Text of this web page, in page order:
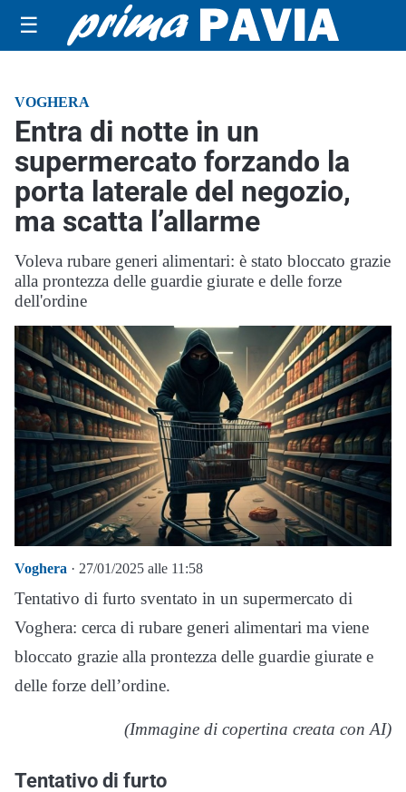
☰
VOGHERA
Entra di notte in un
supermercato forzando la
porta laterale del negozio,
ma scatta l’allarme
Voleva rubare generi alimentari: è stato bloccato grazie
alla prontezza delle guardie giurate e delle forze
dell'ordine
Voghera · 27/01/2025 alle 11:58
Tentativo di furto sventato in un supermercato di
Voghera: cerca di rubare generi alimentari ma viene
bloccato grazie alla prontezza delle guardie giurate e
delle forze dell’ordine.
(Immagine di copertina creata con AI)
Tentativo di furto